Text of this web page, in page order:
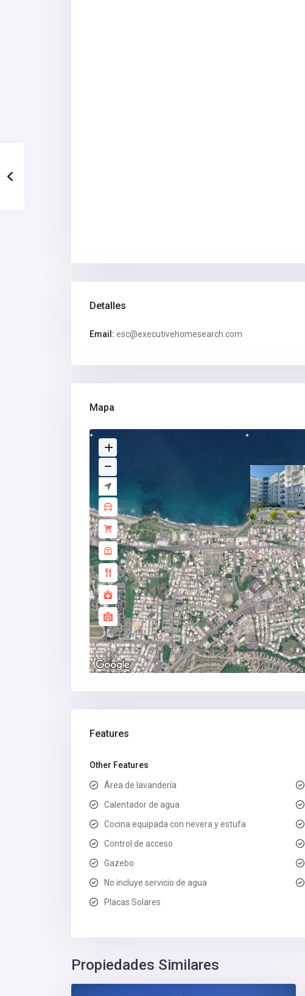
Detalles
Email: esc@executivehomesearch.com
Mapa
Features
Other Features
Área de lavandería
Calentador de agua
Cocina equipada con nevera y estufa
Control de acceso
Gazebo
No incluye servicio de agua
Placas Solares
Propiedades Similares